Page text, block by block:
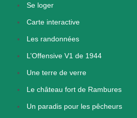
Se loger
Carte interactive
Les randonnées
L’Offensive V1 de 1944
Une terre de verre
Le château fort de Rambures
Un paradis pour les pêcheurs